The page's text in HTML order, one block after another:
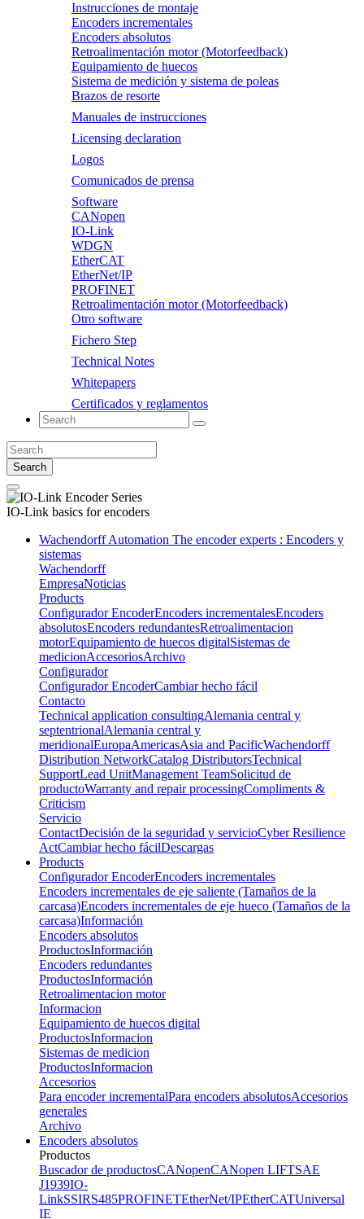
Instrucciones de montaje
Encoders incrementales
Encoders absolutos
Retroalimentación motor (Motorfeedback)
Equipamiento de huecos
Sistema de medición y sistema de poleas
Brazos de resorte
Manuales de instrucciones
Licensing declaration
Logos
Comunicados de prensa
Software
CANopen
IO-Link
WDGN
EtherCAT
EtherNet/IP
PROFINET
Retroalimentación motor (Motorfeedback)
Otro software
Fichero Step
Technical Notes
Whitepapers
Certificados y reglamentos
Search
IO-Link basics for encoders
Wachendorff Automation The encoder experts : Encoders y
sistemas
Wachendorff
EmpresaNoticias
Products
Configurador EncoderEncoders incrementalesEncoders
absolutosEncoders redundantesRetroalimentacion
motorEquipamiento de huecos digitalSistemas de
medicionAccesoriosArchivo
Configurador
Configurador EncoderCambiar hecho fácil
Contacto
Technical application consultingAlemania central y
septentrionalAlemania central y
meridionalEuropaAmericasAsia and PacificWachendorff
Distribution NetworkCatalog DistributorsTechnical
SupportLead UnitManagement TeamSolicitud de
productoWarranty and repair processingCompliments &
Criticism
Servicio
ContactDecisión de la seguridad y servicioCyber Resilience
ActCambiar hecho fácilDescargas
Products
Configurador EncoderEncoders incrementales
Encoders incrementales de eje saliente (Tamaños de la
carcasa)Encoders incrementales de eje hueco (Tamaños de la
carcasa)Información
Encoders absolutos
ProductosInformación
Encoders redundantes
ProductosInformación
Retroalimentacion motor
Informacion
Equipamiento de huecos digital
ProductosInformacion
Sistemas de medicion
ProductosInformacion
Accesorios
Para encoder incrementalPara encoders absolutosAccesorios
generales
Archivo
Encoders absolutos
Productos
Buscador de productosCANopenCANopen LIFTSAE
J1939IO-
LinkSSIRS485PROFINETEtherNet/IPEtherCATUniversal
IE